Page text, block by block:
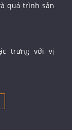
quá trình sản
trưng với vị